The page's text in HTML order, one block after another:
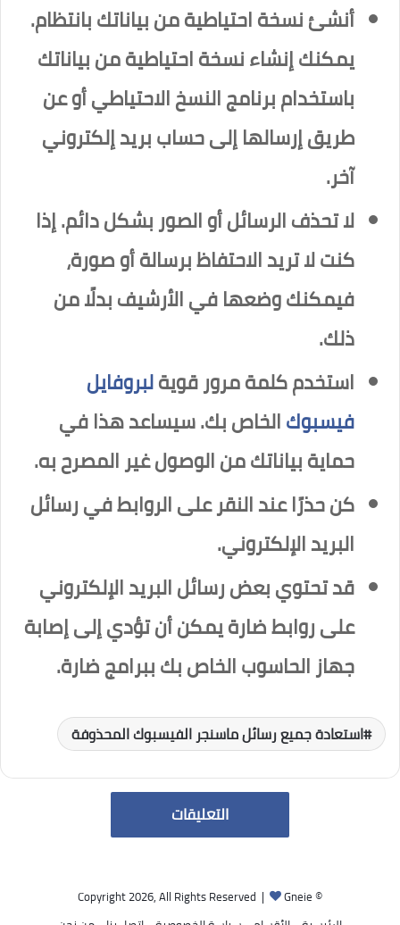
أنشئ نسخة احتياطية من بياناتك بانتظام.
يمكنك إنشاء نسخة احتياطية من بياناتك
باستخدام برنامج النسخ الاحتياطي أو عن
طريق إرسالها إلى حساب بريد إلكتروني
آخر.
لا تحذف الرسائل أو الصور بشكل دائم. إذا
كنت لا تريد الاحتفاظ برسالة أو صورة،
فيمكنك وضعها في الأرشيف بدلًا من
ذلك.
استخدم كلمة مرور قويةلبروفايل
فيسبوكالخاص بك. سيساعد هذا في
حماية بياناتك من الوصول غير المصرح به.
كن حذرًا عند النقر على الروابط في رسائل
البريد الإلكتروني.
قد تحتوي بعض رسائل البريد الإلكتروني
على روابط ضارة يمكن أن تؤدي إلى إصابة
جهاز الحاسوب الخاص بك ببرامج ضارة.
استعادة جميع رسائل ماسنجر الفيسبوك المحذوفة
التعليقات
© Copyright 2026, All Rights Reserved |
Gneie